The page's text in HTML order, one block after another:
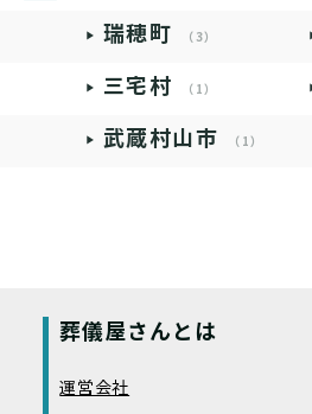
瑞穂町 （3）
三宅村 （1）
武蔵村山市 （1）
葬儀屋さんとは
運営会社